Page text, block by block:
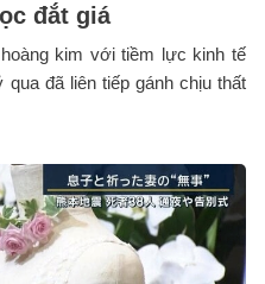
đắt giá
kim với tiềm lực kinh tế
đã liên tiếp gánh chịu thất